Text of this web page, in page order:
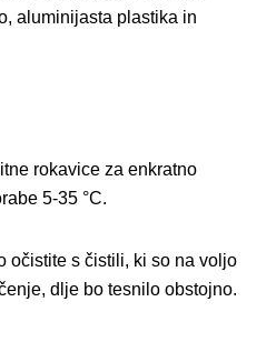
aluminijasta plastika in
rokavice za enkratno
5-35 °C.
očistite s čistili, ki so na voljo
dlje bo tesnilo obstojno.